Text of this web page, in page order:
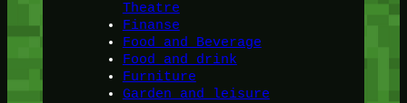
Theatre
Finanse
Food and Beverage
Food and drink
Furniture
Garden and leisure